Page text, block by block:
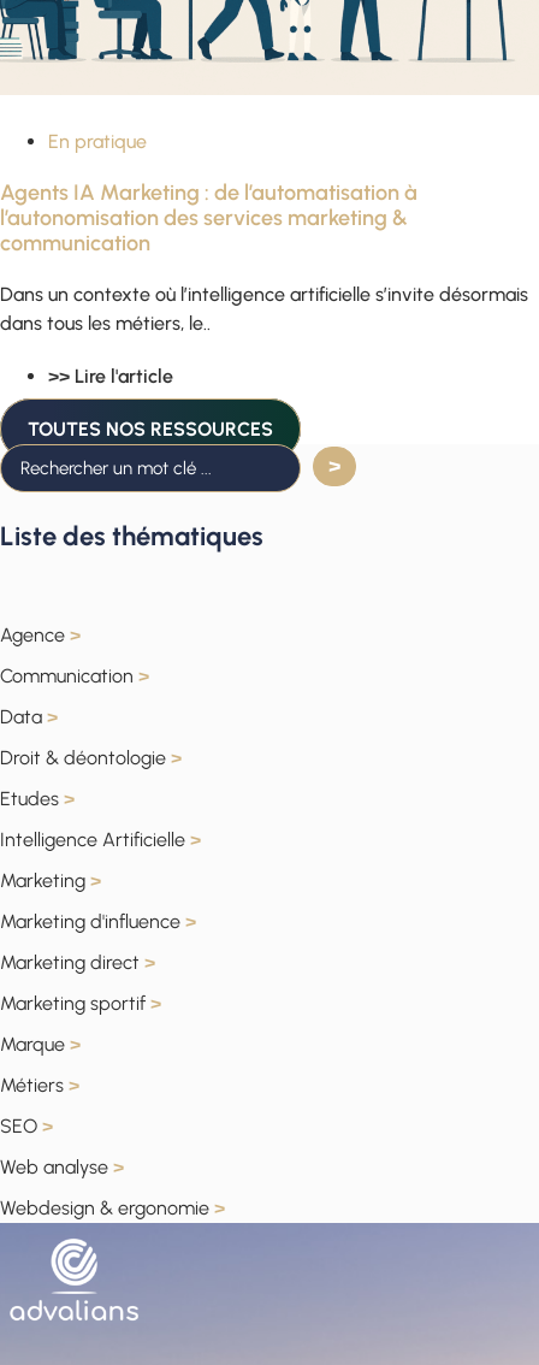
En pratique
Agents IA Marketing : de l’automatisation à
l’autonomisation des services marketing &
communication
Dans un contexte où l’intelligence artificielle s’invite désormais
dans tous les métiers, le..
>> Lire l'article
TOUTES NOS RESSOURCES
Liste des thématiques
Agence >
Communication >
Data >
Droit & déontologie >
Etudes >
Intelligence Artificielle >
Marketing >
Marketing d'influence >
Marketing direct >
Marketing sportif >
Marque >
Métiers >
SEO >
Web analyse >
Webdesign & ergonomie >